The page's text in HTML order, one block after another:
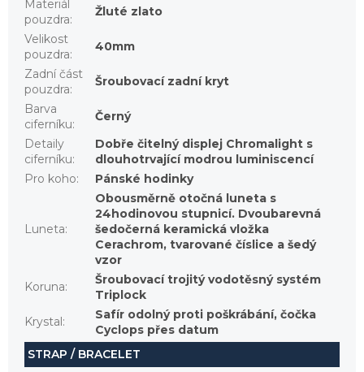
Materiál
pouzdra:
Žluté zlato
Velikost
pouzdra:
40mm
Zadní část
pouzdra:
Šroubovací zadní kryt
Barva
ciferníku:
Černý
Detaily
ciferníku:
Dobře čitelný displej Chromalight s
dlouhotrvající modrou luminiscencí
Pro koho: Pánské hodinky
Luneta:
Obousměrně otočná luneta s
24hodinovou stupnicí. Dvoubarevná
šedočerná keramická vložka
Cerachrom, tvarované číslice a šedý
vzor
Koruna:
Šroubovací trojitý vodotěsný systém
Triplock
Krystal :
Safír odolný proti poškrábání, čočka
Cyclops přes datum
STRAP / BRACELET